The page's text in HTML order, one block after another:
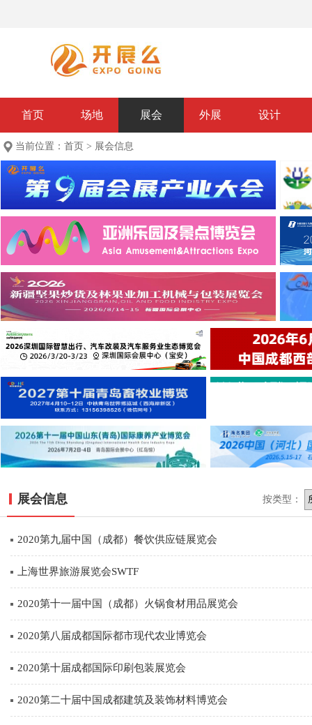
首页 场地 展会 外展 设计
当前位置： 首页 > 展会信息
展会信息 按类型：
2020第九届中国（成都）餐饮供应链展览会
上海世界旅游展览会SWTF
2020第十一届中国（成都）火锅食材用品展览会
2020第八届成都国际都市现代农业博览会
2020第十届成都国际印刷包装展览会
2020第二十届中国成都建筑及装饰材料博览会